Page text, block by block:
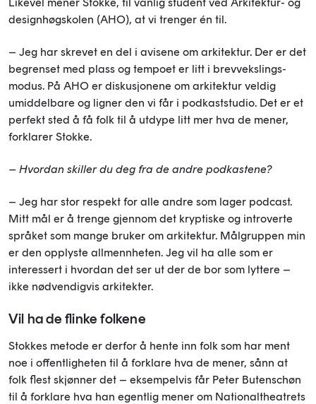
designhøgskolen (AHO), at vi trenger én til.
– Jeg har skrevet en del i avisene om arkitektur. Der er det
begrenset med plass og tempoet er litt i brevvekslings-
modus. På AHO er diskusjonene om arkitektur veldig
umiddelbare og ligner den vi får i podkaststudio. Det er et
perfekt sted å få folk til å utdype litt mer hva de mener,
forklarer Stokke.
– Hvordan skiller du deg fra de andre podkastene?
– Jeg har stor respekt for alle andre som lager podcast.
Mitt mål er å trenge gjennom det kryptiske og introverte
språket som mange bruker om arkitektur. Målgruppen min
er den opplyste allmennheten. Jeg vil ha alle som er
interessert i hvordan det ser ut der de bor som lyttere –
ikke nødvendigvis arkitekter.
Vil ha de flinke folkene
Stokkes metode er derfor å hente inn folk som har ment
noe i offentligheten til å forklare hva de mener, sånn at
folk flest skjønner det – eksempelvis får Peter Butenschøn
til å forklare hva han egentlig mener om Nationaltheatrets